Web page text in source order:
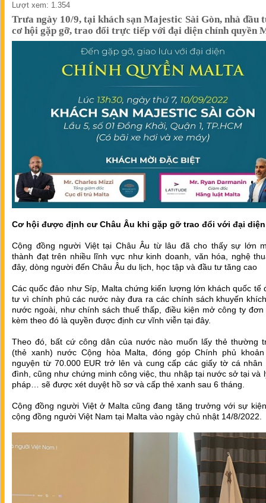
Lượt xem: 1.354
Trưa ngày 10/9, tại khách sạn Majestic Sài Gòn, nhà đầu
cơ hội gặp gỡ, trao đổi trực tiếp với đại diện chính quyền
Cơ hội được định cư Châu Âu khi gặp gỡ trao đổi với đại
Cộng đồng người Việt tại Châu Âu từ lâu đã cho thấy sự lớn
thành đạt trên nhiều lĩnh vực như kinh doanh, văn hóa, nghệ
đây, dòng người đến Châu Âu du lịch, học tập và đầu tư tăng cao
Các quốc đảo như Síp, Malta chứng kiến lượng lớn khách quốc tế
tư vì chính phủ các nước này đưa ra các chính sách khuyến
nước ngoài, như chính sách thuế thấp, điều kiện mở công ty đơn
kèm theo đó là quyền được định cư vĩnh viễn tại đây.
Theo đó, bất cứ công dân của nước nào muốn lấy thẻ thường
(thẻ xanh) nước Cộng hòa Malta, đóng góp Chính phủ
nguyện từ 70.000 EUR trở lên và cung cấp các giấy tờ cá nhân
đình, cũng như chứng minh công việc, thu nhập tại nước sở tại và
pháp… sẽ được xét duyệt hồ sơ và cấp thẻ xanh sau 6 tháng.
Cộng đồng người Việt ở Malta cũng đang tăng trưởng với sự
cộng đồng người Việt Nam tại Malta vào ngày chủ nhật 14/8/2022.